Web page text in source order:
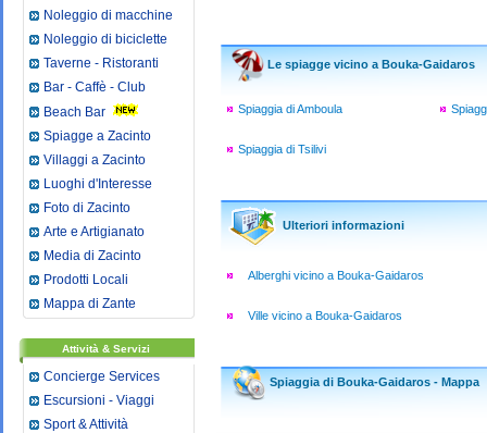
Noleggio di macchine
Noleggio di biciclette
Taverne - Ristoranti
Bar - Caffè - Club
Beach Bar
Spiagge a Zacinto
Villaggi a Zacinto
Luoghi d'Interesse
Foto di Zacinto
Arte e Artigianato
Media di Zacinto
Prodotti Locali
Mappa di Zante
Attività & Servizi
Concierge Services
Escursioni - Viaggi
Sport & Attività
Le spiagge vicino a Bouka-Gaidaros
Spiaggia di Amboula
Spiaggia di Tsilivi
Ulteriori informazioni
Alberghi vicino a Bouka-Gaidaros
Ville vicino a Bouka-Gaidaros
Spiaggia di Bouka-Gaidaros - Mappa